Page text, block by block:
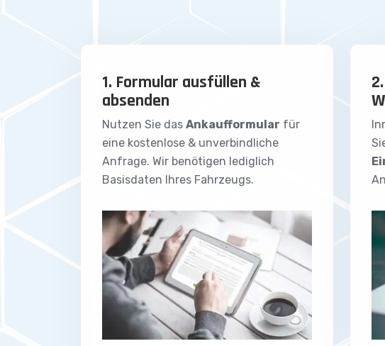
1. Formular ausfüllen &
absenden
Nutzen Sie das Ankaufformular für
eine kostenlose & unverbindliche
Anfrage. Wir benötigen lediglich
Basisdaten Ihres Fahrzeugs.